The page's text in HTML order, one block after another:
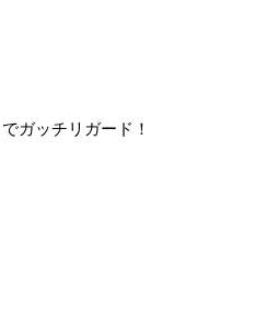
ガッチリガード！